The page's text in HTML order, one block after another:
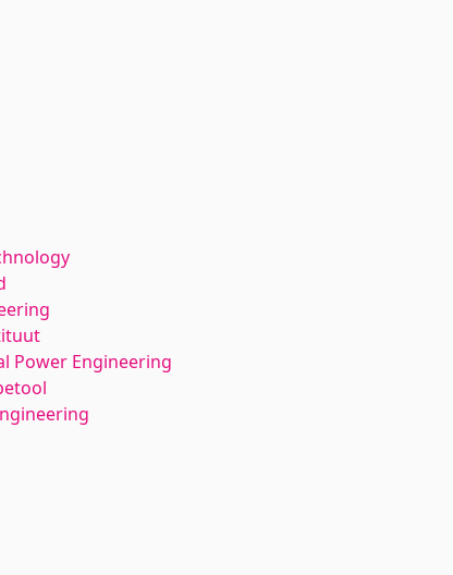
Power Engineering